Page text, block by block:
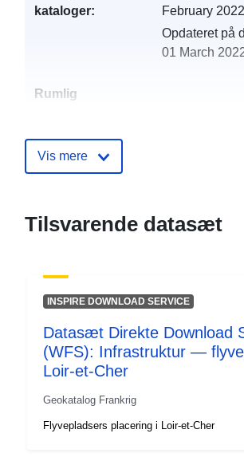
kataloger:
February 2022
Opdateret på
01 March
Rumlig
Identifikatorer:
10bd-4215-
120066022-
4aba-8021-
Type:
Ressource:
Vis mere
Tilsvarende datasæt
INSPIRE DOWNLOAD SERVICE
Datasæt Direkte Download
(WFS): Infrastruktur —
Loir-et-Cher
Geokatalog Frankrig
Flyvepladsers placering i Loir-et-Cher